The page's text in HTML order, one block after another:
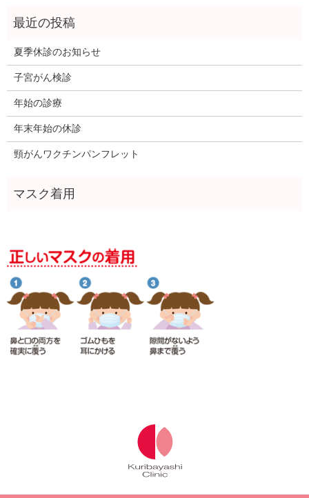
夏季休診のお知らせ
子宮がん検診
年始の診療
年末年始の休診
頸がんワクチンパンフレット